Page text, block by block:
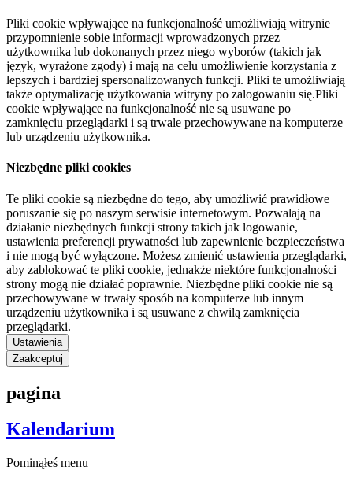
Pliki cookie wpływające na funkcjonalność umożliwiają witrynie
przypomnienie sobie informacji wprowadzonych przez
użytkownika lub dokonanych przez niego wyborów (takich jak
język, wyrażone zgody) i mają na celu umożliwienie korzystania z
lepszych i bardziej spersonalizowanych funkcji. Pliki te umożliwiają
także optymalizację użytkowania witryny po zalogowaniu się.Pliki
cookie wpływające na funkcjonalność nie są usuwane po
zamknięciu przeglądarki i są trwale przechowywane na komputerze
lub urządzeniu użytkownika.
Niezbędne pliki cookies
Te pliki cookie są niezbędne do tego, aby umożliwić prawidłowe
poruszanie się po naszym serwisie internetowym. Pozwalają na
działanie niezbędnych funkcji strony takich jak logowanie,
ustawienia preferencji prywatności lub zapewnienie bezpieczeństwa
i nie mogą być wyłączone. Możesz zmienić ustawienia przeglądarki,
aby zablokować te pliki cookie, jednakże niektóre funkcjonalności
strony mogą nie działać poprawnie. Niezbędne pliki cookie nie są
przechowywane w trwały sposób na komputerze lub innym
urządzeniu użytkownika i są usuwane z chwilą zamknięcia
przeglądarki.
Ustawienia
Zaakceptuj
pagina
Kalendarium
Pominąłeś menu